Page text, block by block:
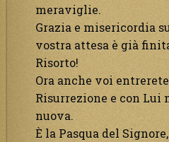
meraviglie.
Grazia e misericordia
vostra attesa è già
Risorto!
Ora anche voi
Risurrezione e con Lui
nuova.
È la Pasqua del